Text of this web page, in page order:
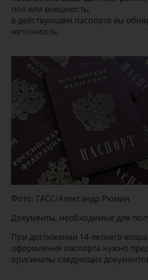
пол или внешность;
в действующем паспорте вы
неточность.
Фото: ТАСС/Александр Рюмин
Документы, необходимые для
При достижении 14-летнего
оформления паспорта нужно
оригиналы следующих